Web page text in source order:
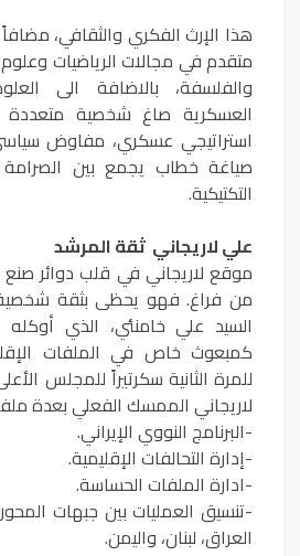
هذا الإرث الفكري والثقافي،
متقدم في مجالات الرياضيات وعلوم
والفلسفة، بالاضافة الى
العسكرية صاغ شخصية متعددة
استراتيجي عسكري، مفاوض
صياغة خطاب يجمع بين الصرامة
التكتيكية.
علي لاريجاني ثقة المرشد
موقع لاريجاني في قلب دوائر صنع
من فراغ. فهو يحظى بثقة
السيد علي خامنئي، الذي
كمبعوث خاص في الملفات
للمرة الثانية سكرتيراً للمجلس
لاريجاني الممسك الفعلي بعدة
-البرنامج النووي الإيراني.
-إدارة التحالفات الإقليمية.
-ادارة الملفات الحساسة.
-تنسيق العمليات بين جبهات
العراق، لبنان، واليمن.